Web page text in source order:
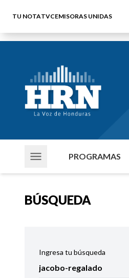
TU NOTATVCEMISORAS UNIDAS
PROGRAMAS
BÚSQUEDA
Ingresa tu búsqueda